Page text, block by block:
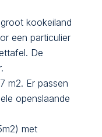
kookeiland
een particulier
De
m2. Er passen
openslaande
met